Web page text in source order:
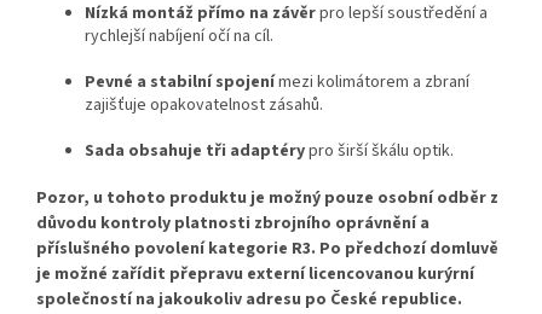
Nízká montáž přímo na závěrpro lepší soustředění a
rychlejší nabíjení očí na cíl.
Pevné a stabilní spojenímezi kolimátorem a zbraní
zajišťuje opakovatelnost zásahů.
Sada obsahuje tři adaptérypro širší škálu optik.
Pozor, u tohoto produktu je možný pouze osobní odběr z
důvodu kontroly platnosti zbrojního oprávnění a
příslušného povolení kategorie R3. Po předchozí domluvě
je možné zařídit přepravu externí licencovanou kurýrní
společností na jakoukoliv adresu po České republice.